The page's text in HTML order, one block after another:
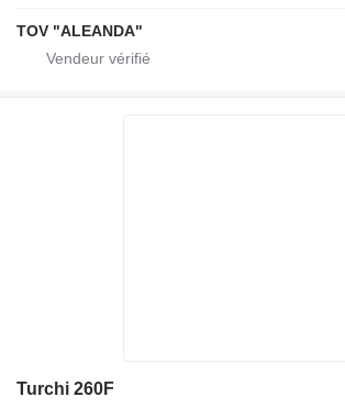
TOV "ALEANDA"
Turchi 260F